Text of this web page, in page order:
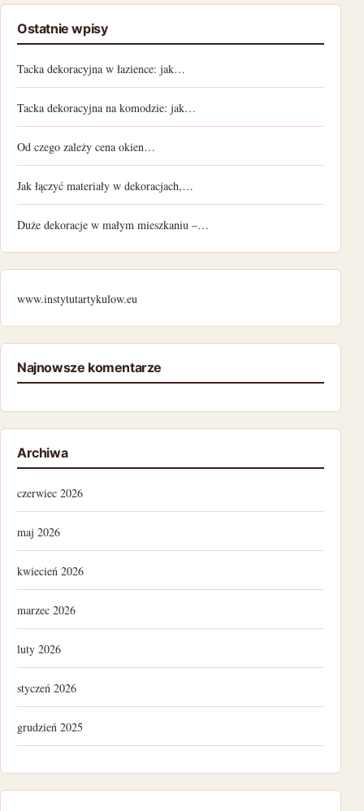
Ostatnie wpisy
Tacka dekoracyjna w łazience: jak…
Tacka dekoracyjna na komodzie: jak…
Od czego zależy cena okien…
Jak łączyć materiały w dekoracjach,…
Duże dekoracje w małym mieszkaniu –…
www.instytutartykulow.eu
Najnowsze komentarze
Archiwa
czerwiec 2026
maj 2026
kwiecień 2026
marzec 2026
luty 2026
styczeń 2026
grudzień 2025